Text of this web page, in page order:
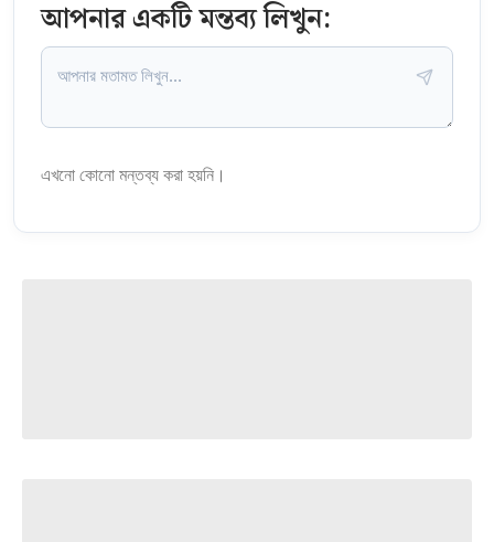
আপনার একটি মন্তব্য লিখুন:
এখনো কোনো মন্তব্য করা হয়নি।